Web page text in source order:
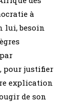
à
lui, besoin
pour justifier
explication
de son